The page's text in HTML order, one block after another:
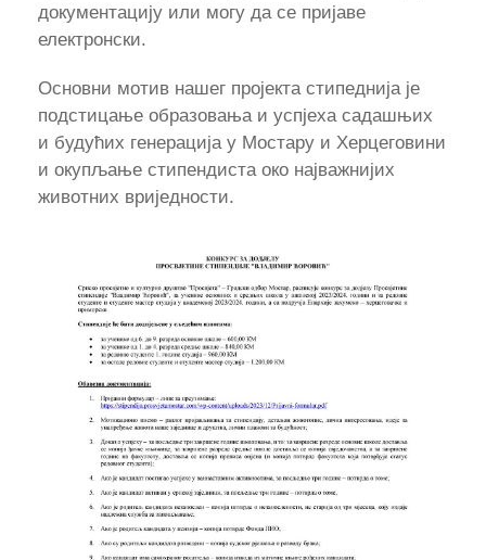
документацију или могу да се пријаве
електронски.
Основни мотив нашег пројекта стипеднија је
подстицање образовања и успјеха садашњих
и будућих генерација у Mостару и Херцеговини
и окупљање стипендиста око најважнијих
животних вриједности.